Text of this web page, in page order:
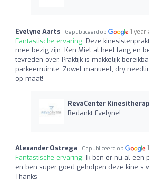
Evelyne Aarts Gepubliceerd op 1 year
Fantastische ervaring: Deze
mee bezig zijn. Ken Miel al heel lang en
tevreden over. Praktijk is makkelijk
parkeerruimte. Zowel manueel, dry
op maat!
RevaCenter
Bedankt Evelyne!
Alexander Ostrega Gepubliceerd op
Fantastische ervaring: Ik ben er nu al een
en ben super goed geholpen deze kine s
Thanks